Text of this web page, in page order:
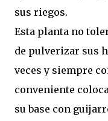
sus riegos.
Esta planta no
de pulverizar sus
veces y siempre
conveniente
su base con